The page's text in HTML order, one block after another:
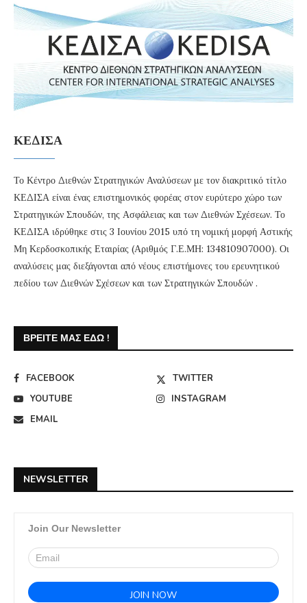
ΚΕΔΙΣΑ
Το Κέντρο Διεθνών Στρατηγικών Αναλύσεων με τον διακριτικό τίτλο
ΚΕΔΙΣΑ είναι ένας επιστημονικός φορέας στον ευρύτερο χώρο των
Στρατηγικών Σπουδών, της Ασφάλειας και των Διεθνών Σχέσεων. Το
ΚΕΔΙΣΑ ιδρύθηκε στις 3 Ιουνίου 2015 υπό τη νομική μορφή Αστικής
Μη Κερδοσκοπικής Εταιρίας (Αριθμός Γ.Ε.ΜΗ: 134810907000). Οι
αναλύσεις μας διεξάγονται από νέους επιστήμονες του ερευνητικού
πεδίου των Διεθνών Σχέσεων και των Στρατηγικών Σπουδών .
ΒΡΕΊΤΕ ΜΑΣ ΕΔΏ !
FACEBOOK
TWITTER
YOUTUBE
INSTAGRAM
EMAIL
NEWSLETTER
Join Our Newsletter